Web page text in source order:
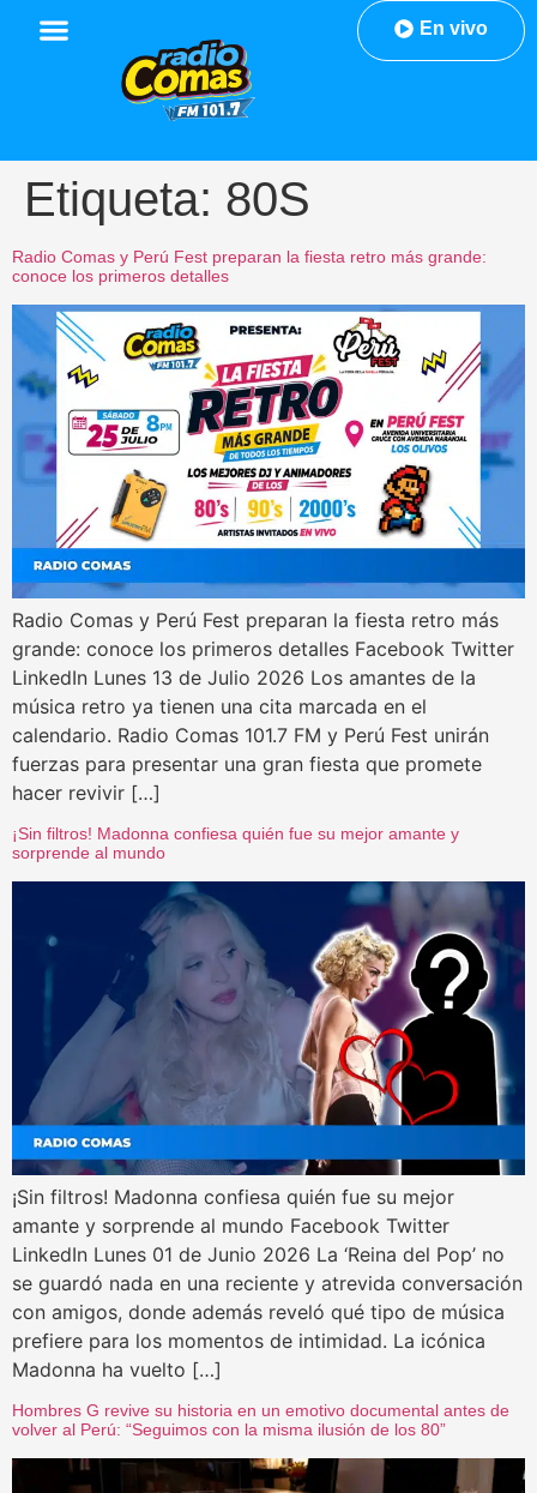
En vivo
Etiqueta: 80S
Radio Comas y Perú Fest preparan la fiesta retro más grande:
conoce los primeros detalles
Radio Comas y Perú Fest preparan la fiesta retro más
grande: conoce los primeros detalles Facebook Twitter
LinkedIn Lunes 13 de Julio 2026 Los amantes de la
música retro ya tienen una cita marcada en el
calendario. Radio Comas 101.7 FM y Perú Fest unirán
fuerzas para presentar una gran fiesta que promete
hacer revivir […]
¡Sin filtros! Madonna confiesa quién fue su mejor amante y
sorprende al mundo
¡Sin filtros! Madonna confiesa quién fue su mejor
amante y sorprende al mundo Facebook Twitter
LinkedIn Lunes 01 de Junio 2026 La ‘Reina del Pop’ no
se guardó nada en una reciente y atrevida conversación
con amigos, donde además reveló qué tipo de música
prefiere para los momentos de intimidad. La icónica
Madonna ha vuelto […]
Hombres G revive su historia en un emotivo documental antes de
volver al Perú: “Seguimos con la misma ilusión de los 80”